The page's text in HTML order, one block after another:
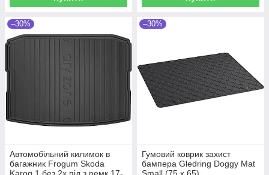
–30%
Автомобільний килимок в
багажник Frogum Skoda
–30%
Гумовий коврик захист
бампера Gledring Doggy Mat